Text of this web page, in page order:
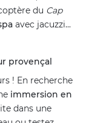
du Cap
avec jacuzzi...
provençal
! En recherche
immersion en
dans une